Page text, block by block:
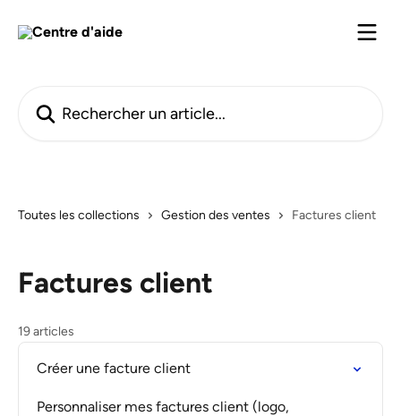
Toutes les collections Gestion des ventes Factures client
Factures client
19 articles
Créer une facture client
Personnaliser mes factures client (logo,